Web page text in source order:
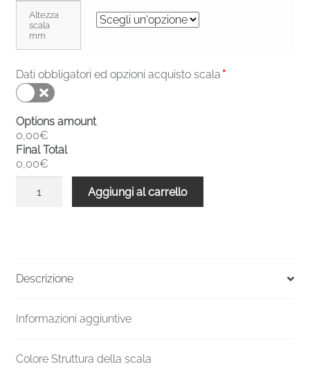
Altezza
scala
mm
Dati obbligatori ed opzioni acquisto scala *
Options amount
0,00€
Final Total
0,00€
F20ZV
1890-
Ø
Aggiungi al carrello
Descrizione
Informazioni aggiuntive
Colore Struttura della scala